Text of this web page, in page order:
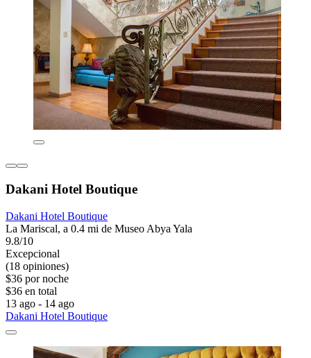
Dakani Hotel Boutique
Dakani Hotel Boutique
La Mariscal, a 0.4 mi de Museo Abya Yala
9.8/10
Excepcional
(18 opiniones)
$36 por noche
$36 en total
13 ago - 14 ago
Dakani Hotel Boutique